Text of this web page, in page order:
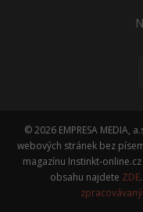
© 2026 EMPRESA MEDIA,
webových stránek bez
magazínu Instinkt-
obsahu najdete ZDE.